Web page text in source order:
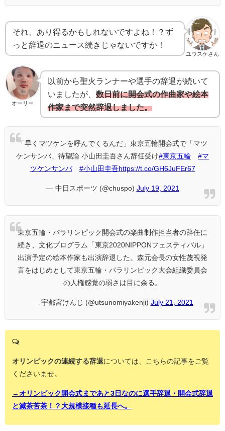
ユウスケさん
それ、あり得るかもしれないですよね！？ず
っと辞退のニュース続きじゃないですか！
オーリー
以前から聖火ランナーや選手の辞退が続いて
いましたが、 数日前に開会式の作曲家や絵本
作家まで突然辞退しました。
「早くマツケンを呼んでくるんだ」東京五輪開会式で「マツ
ケンサンバ」待望論 小山田圭吾さん辞任受け#東京五輪
#マ
ツケンサンバ
#小山田圭吾https://t.co/GH6JuFEr67
— 中日スポーツ (@chuspo) July 19, 2021
東京五輪・パラリンピック開会式の楽曲制作担当者の辞任に
続き、文化プログラム「東京2020NIPPONフェスティバル」
出演予定の絵本作家も出演辞退した。森元会長の女性蔑視発
言をはじめとして東京五輪・パラリンピック大会組織委員会
の人権感覚の弱さは目に余る。
— 宇都宮けんじ (@utsunomiyakenji) July 21, 2021
オリンピックの連続する辞退については、こちらの記事をご覧
くださいませ。
→オリンピック開会式まであと3日なのに選手辞退・開会式辞退
と滅茶苦茶！？大規模接種も延長へ。